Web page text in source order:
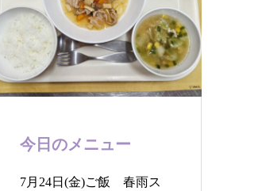
今日のメニュー
7月24日(金)ご飯 春雨ス